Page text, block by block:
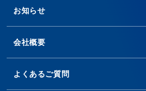
お知らせ
会社概要
よくあるご質問